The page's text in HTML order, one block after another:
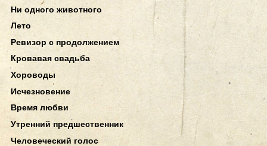
Ни одного животного
Лето
Ревизор с продолжением
Кровавая свадьба
Хороводы
Исчезновение
Время любви
Утренний предшественник
Человеческий голос